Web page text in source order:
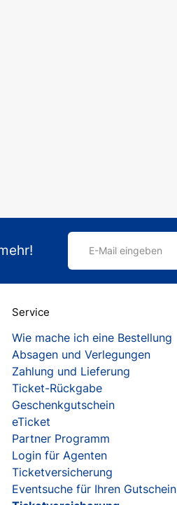
E-Mail eingeben
Service
Wie mache ich eine Bestellung
Absagen und Verlegungen
Zahlung und Lieferung
Ticket-Rückgabe
Geschenkgutschein
eTicket
Partner Programm
Login für Agenten
Ticketversicherung
Eventsuche für Ihren Gutschein